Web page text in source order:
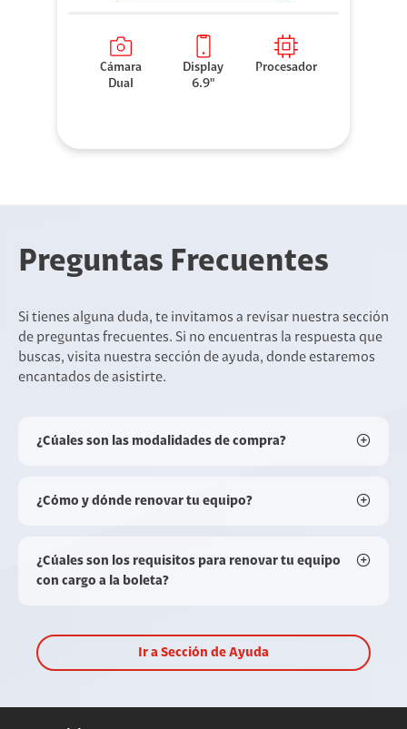
Cámara
Dual
Display
6.9"
Procesador
Preguntas Frecuentes
Si tienes alguna duda, te invitamos a revisar nuestra sección
de preguntas frecuentes. Si no encuentras la respuesta que
buscas, visita nuestra sección de ayuda, donde estaremos
encantados de asistirte.
¿Cúales son las modalidades de compra?
¿Cómo y dónde renovar tu equipo?
¿Cúales son los requisitos para renovar tu equipo
con cargo a la boleta?
Ir a Sección de Ayuda